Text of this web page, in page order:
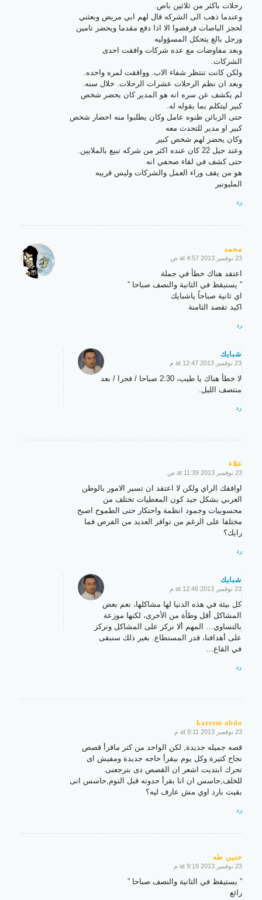
رحلات باكثر من ثلاثين باص.
وعندما ذهب الى الشركه قال لهم ابي مريض وبعثني
لحجز الباصات فرفضوا الا اذا دفع مقدما ويحضر تامين
ورجل بالغ يتحكل المسؤوليه
وبعد مفاوضات مع عده شركات وافقت احدى
الشركات.
ولكن كانت تنتظر شفاء الاب. ووافقت لمره واحده.
وبعد ان نظم الرحلات عشرات الرحلات. خلال سنه.
لم يكشف عن سره انه هو المدير كان يحضر شخص
كبير ليتكلم بما يقوله له.
حتى الزبائن ظنوه عامل وكان يطلبوا منه احضار شخص
كبير او مدير للتحدث معه
وكان يحضر لهم شخص كبير
وعند جيل 22 كان عنده اكثر من شركه تبيع بالملايين.
حتى كشف في لقاء صحفي انه
هو من يقف وراء العمل والشركات وليس قريبه
المليونير
رد
محمد
says:
23 نوفمبر 2013 at 4:57 ص
اعتقد هناك خطأ في جملة
” يستيقظ في الثانية والنصف صباحا ”
اي ثانية صباحاً ياشبايك
اكيد تقصد الثامنة
رد
شبايك
says:
23 نوفمبر 2013 at 12:47 م
لا خطأ هناك يا طيب، 2:30 صباحا / فجرا / بعد
منتصف الليل.
رد
علاء
says:
23 نوفمبر 2013 at 11:39 ص
اوافقك الراي ولكن لا اعتقد ان تسير الامور بالوطن
العربي بشكل جيد كون المعطيات تختلف من
محسوبيات وجمود انظمة واحتكار حتى الطموح اصبح
مختلفا على الرغم من توافر العديد من الفرص فما
رايك؟
رد
شبايك
says:
23 نوفمبر 2013 at 12:46 م
كل بيئة في هذه الدنيا لها مشاكلها، نعم بعض
المشاكل أقل وطأة من الأخرى، لكنها موزعة
بالتساوي… المهم ألا نركز على المشاكل ونركز
على أهدافنا، قدر المستطاع. بغير ذلك سنبقى
في القاع…
رد
kareem abdo
says:
23 نوفمبر 2013 at 9:11 م
قصه جميله جديدة, لكن الواحد من كتر ماقرأ قصص
نجاح كتيرة وكل يوم بيقرأ حاجه جديدة ومفيش اى
تحرك ابتديت اشعر ان القصص دى بترجعنى
للخلف,حاسس ان انا بقرأ حدوته قبل النوم,حاسس انى
بقيت بارد اوي مش عارف ليه؟
رد
حنين طه
says:
23 نوفمبر 2013 at 9:19 م
” يستيقظ في الثانية والنصف صباحا ”
رائع